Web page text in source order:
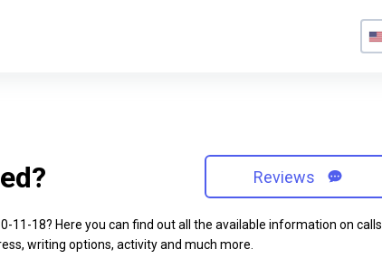
Reviews
11-18? Here you can find out all the available information on calls
writing options, activity and much more.